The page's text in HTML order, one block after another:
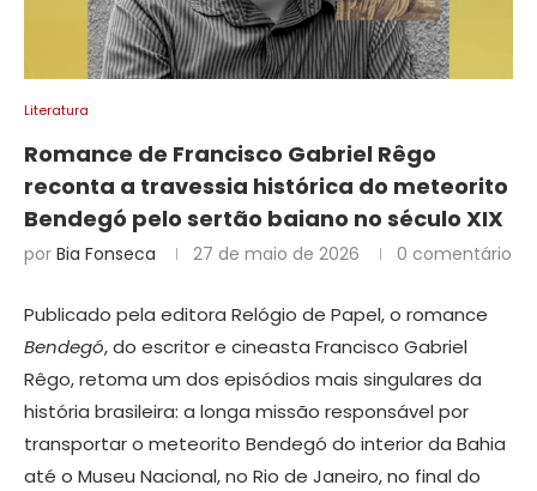
Literatura
Romance de Francisco Gabriel Rêgo
reconta a travessia histórica do meteorito
Bendegó pelo sertão baiano no século XIX
por Bia Fonseca 27 de maio de 2026 0 comentário
Publicado pela editora Relógio de Papel, o romance
Bendegó, do escritor e cineasta Francisco Gabriel
Rêgo, retoma um dos episódios mais singulares da
história brasileira: a longa missão responsável por
transportar o meteorito Bendegó do interior da Bahia
até o Museu Nacional, no Rio de Janeiro, no final do